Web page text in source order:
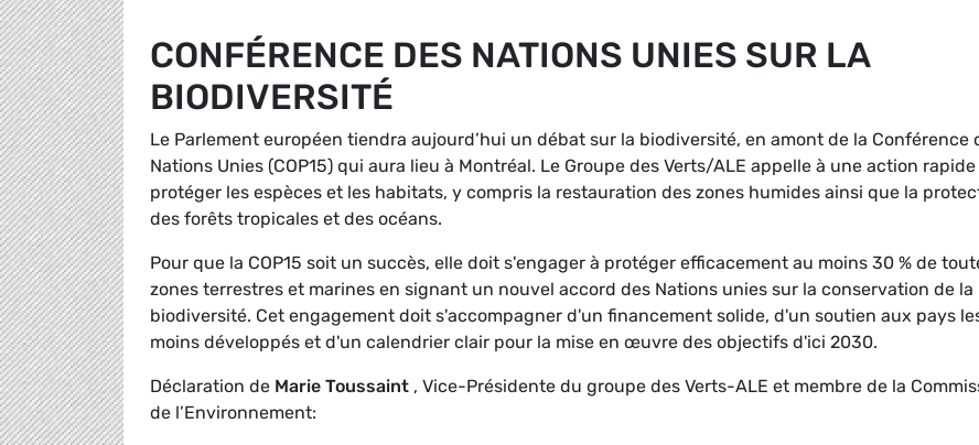
CONFÉRENCE DES NATIONS UNIES SUR LA
BIODIVERSITÉ
Le Parlement européen tiendra aujourd’hui un débat sur la biodiversité, en amont de la Conférence
Nations Unies (COP15) qui aura lieu à Montréal. Le Groupe des Verts/ALE appelle à une action
protéger les espèces et les habitats, y compris la restauration des zones humides ainsi que la
des forêts tropicales et des océans.
Pour que la COP15 soit un succès, elle doit s'engager à protéger efficacement au moins 30 % de
zones terrestres et marines en signant un nouvel accord des Nations unies sur la conservation de la
biodiversité. Cet engagement doit s'accompagner d'un financement solide, d'un soutien aux pays
moins développés et d'un calendrier clair pour la mise en œuvre des objectifs d'ici 2030.
Déclaration de Marie Toussaint , Vice-Présidente du groupe des Verts-ALE et membre de la
de l’Environnement: